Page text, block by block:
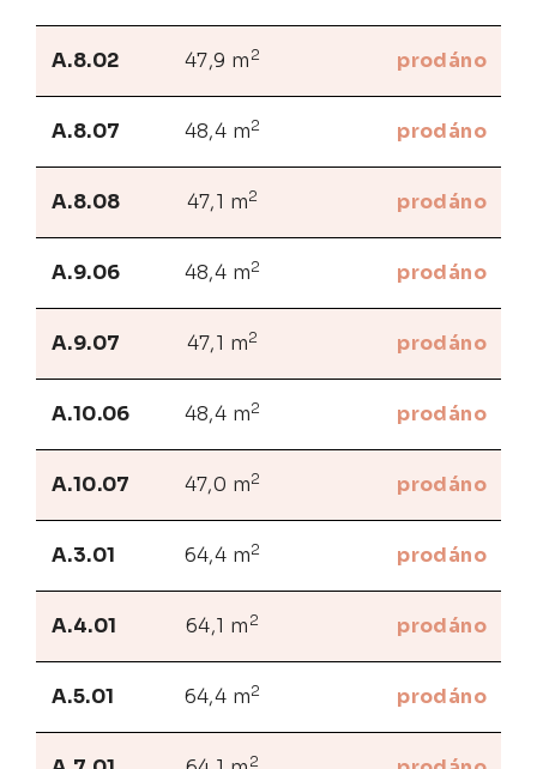
A.8.02 47,9 m 2 prodáno
A.8.07 48,4 m2 prodáno
A.8.08 47,1 m2 prodáno
A.9.06 48,4 m2 prodáno
A.9.07 47,1 m2 prodáno
A.10.06 48,4 m2 prodáno
A.10.07 47,0 m2 prodáno
A.3.01 64,4 m2 prodáno
A.4.01 64,1 m 2 prodáno
A.5.01 64,4 m2 prodáno
2